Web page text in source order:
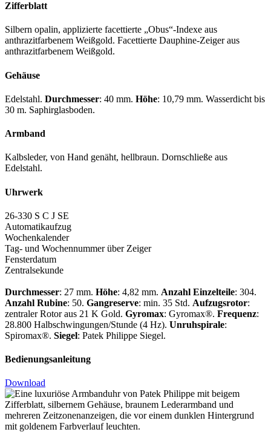
Zifferblatt
Silbern opalin, applizierte facettierte „Obus“-Indexe aus
anthrazitfarbenem Weißgold. Facettierte Dauphine-Zeiger aus
anthrazitfarbenem Weißgold.
Gehäuse
Edelstahl. Durchmesser: 40 mm. Höhe: 10,79 mm. Wasserdicht bis
30 m. Saphirglasboden.
Armband
Kalbsleder, von Hand genäht, hellbraun. Dornschließe aus
Edelstahl.
Uhrwerk
26-330 S C J SE
Automatikaufzug
Wochenkalender
Tag- und Wochennummer über Zeiger
Fensterdatum
Zentralsekunde
Durchmesser: 27 mm. Höhe: 4,82 mm. Anzahl Einzelteile: 304.
Anzahl Rubine: 50. Gangreserve: min. 35 Std. Aufzugsrotor:
zentraler Rotor aus 21 K Gold. Gyromax: Gyromax®. Frequenz:
28.800 Halbschwingungen/Stunde (4 Hz). Unruhspirale:
Spiromax®. Siegel: Patek Philippe Siegel.
Bedienungsanleitung
Download